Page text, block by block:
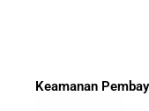
Keamanan